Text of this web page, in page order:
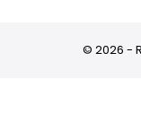
© 2026 -